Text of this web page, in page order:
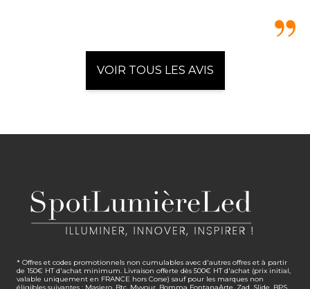
VOIR TOUS LES AVIS
* Offres et codes promotionnels non cumulables avec d'autres offres et à partir
de 150€ HT d'achat minimum. Livraison offerte dès 500€ HT d'achat (prix initial,
valable uniquement en FRANCE hors Corse) sauf pour les marques non